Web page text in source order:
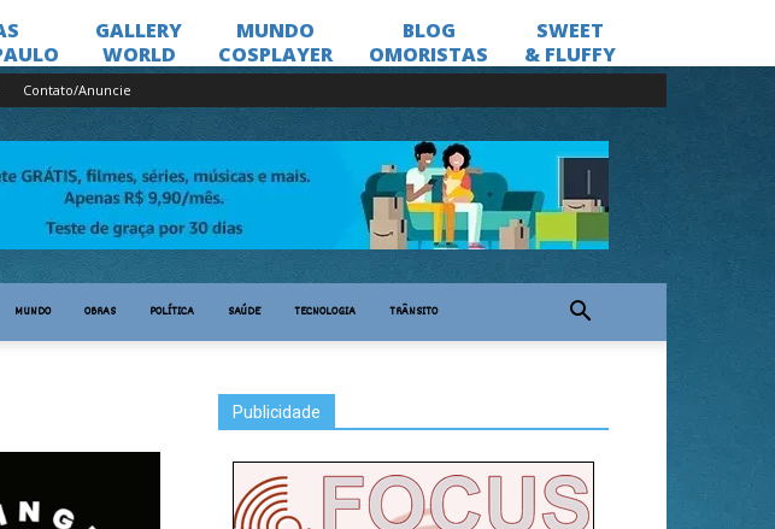
Contato/Anuncie
MUNDO OBRAS POLÍTICA SAÚDE TECNOLOGIA TRÂNSITO
Publicidade